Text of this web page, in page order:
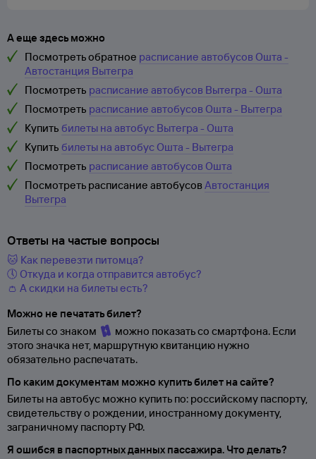
А еще здесь можно
Посмотреть обратное расписание автобусов Ошта -
Автостанция Вытегра
Посмотреть расписание автобусов Вытегра - Ошта
Посмотреть расписание автобусов Ошта - Вытегра
Купить билеты на автобус Вытегра - Ошта
Купить билеты на автобус Ошта - Вытегра
Посмотреть расписание автобусов Ошта
Посмотреть расписание автобусовАвтостанция
Вытегра
Ответы на частые вопросы
🐱 Как перевезти питомца?
🕔 Откуда и когда отправится автобус?
👛 А скидки на билеты есть?
Можно не печатать билет?
Билеты со знаком
можно показать со смартфона. Если
этого значка нет, маршрутную квитанцию нужно
обязательно распечатать.
По каким документам можно купить билет на сайте?
Билеты на автобус можно купить по: российскому паспорту,
свидетельству о рождении, иностранному документу,
заграничному паспорту РФ.
Я ошибся в паспортных данных пассажира. Что делать?